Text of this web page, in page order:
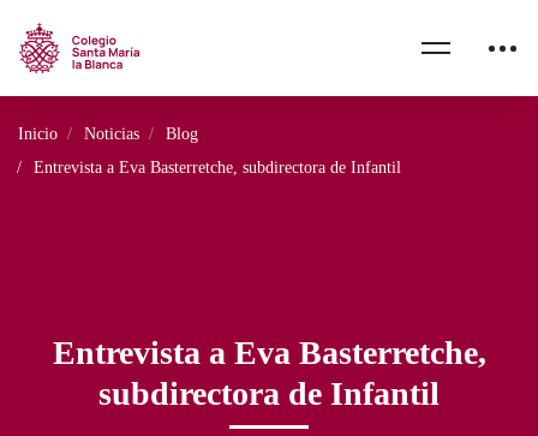
Inicio Noticias
Blog
Entrevista a Eva Basterretche, subdirectora de Infantil
Entrevista a Eva Basterretche,
subdirectora de Infantil